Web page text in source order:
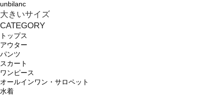
unbilanc
大きいサイズ
CATEGORY
トップス
アウター
パンツ
スカート
ワンピース
オールインワン・サロペット
水着